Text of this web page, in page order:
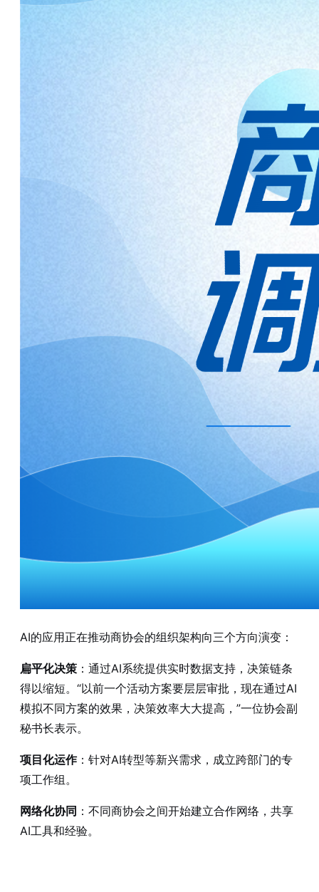
AI的应用正在推动商协会的组织架构向三个方向演变：
扁平化决策 ：通过AI系统提供实时数据支持，决策链条
得以缩短。“以前一个活动方案要层层审批，现在通过AI
模拟不同方案的效果，决策效率大大提高，”一位协会副
秘书长表示。
项目化运作：针对AI转型等新兴需求，成立跨部门的专
项工作组。
网络化协同 ：不同商协会之间开始建立合作网络，共享
AI工具和经验。